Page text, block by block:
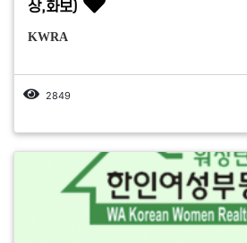
상,화보)
KWRA
2849